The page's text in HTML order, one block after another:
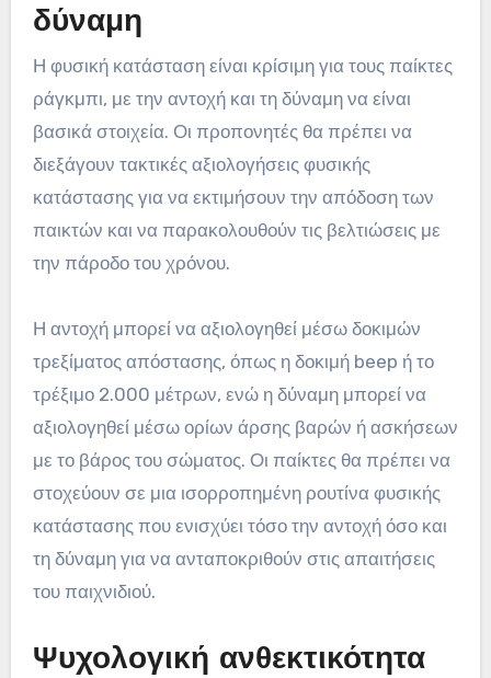
δύναμη
Η φυσική κατάσταση είναι κρίσιμη για τους παίκτες
ράγκμπι, με την αντοχή και τη δύναμη να είναι
βασικά στοιχεία. Οι προπονητές θα πρέπει να
διεξάγουν τακτικές αξιολογήσεις φυσικής
κατάστασης για να εκτιμήσουν την απόδοση των
παικτών και να παρακολουθούν τις βελτιώσεις με
την πάροδο του χρόνου.
Η αντοχή μπορεί να αξιολογηθεί μέσω δοκιμών
τρεξίματος απόστασης, όπως η δοκιμή beep ή το
τρέξιμο 2.000 μέτρων, ενώ η δύναμη μπορεί να
αξιολογηθεί μέσω ορίων άρσης βαρών ή ασκήσεων
με το βάρος του σώματος. Οι παίκτες θα πρέπει να
στοχεύουν σε μια ισορροπημένη ρουτίνα φυσικής
κατάστασης που ενισχύει τόσο την αντοχή όσο και
τη δύναμη για να ανταποκριθούν στις απαιτήσεις
του παιχνιδιού.
Ψυχολογική ανθεκτικότητα